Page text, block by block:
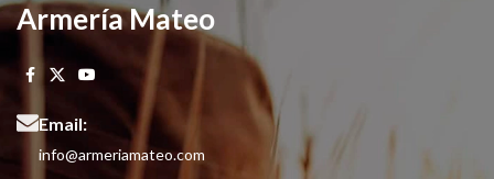
Armería Mateo
Email:
info@armeriamateo.com